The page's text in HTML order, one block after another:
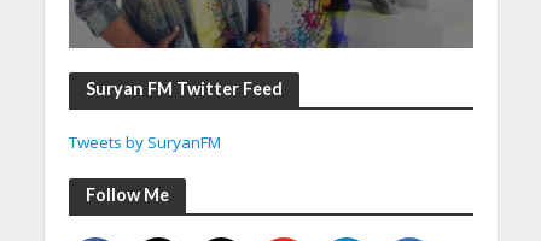
Suryan FM Twitter Feed
Tweets by SuryanFM
Follow Me